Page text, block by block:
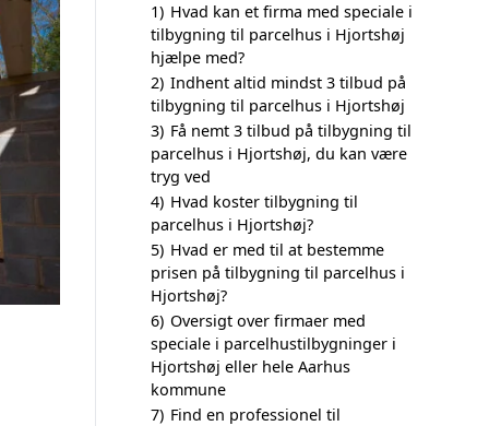
1) Hvad kan et firma med speciale i
tilbygning til parcelhus i Hjortshøj
hjælpe med?
2) Indhent altid mindst 3 tilbud på
tilbygning til parcelhus i Hjortshøj
3) Få nemt 3 tilbud på tilbygning til
parcelhus i Hjortshøj, du kan være
tryg ved
4) Hvad koster tilbygning til
parcelhus i Hjortshøj?
5) Hvad er med til at bestemme
prisen på tilbygning til parcelhus i
Hjortshøj?
6) Oversigt over firmaer med
speciale i parcelhustilbygninger i
Hjortshøj eller hele Aarhus
kommune
7) Find en professionel til